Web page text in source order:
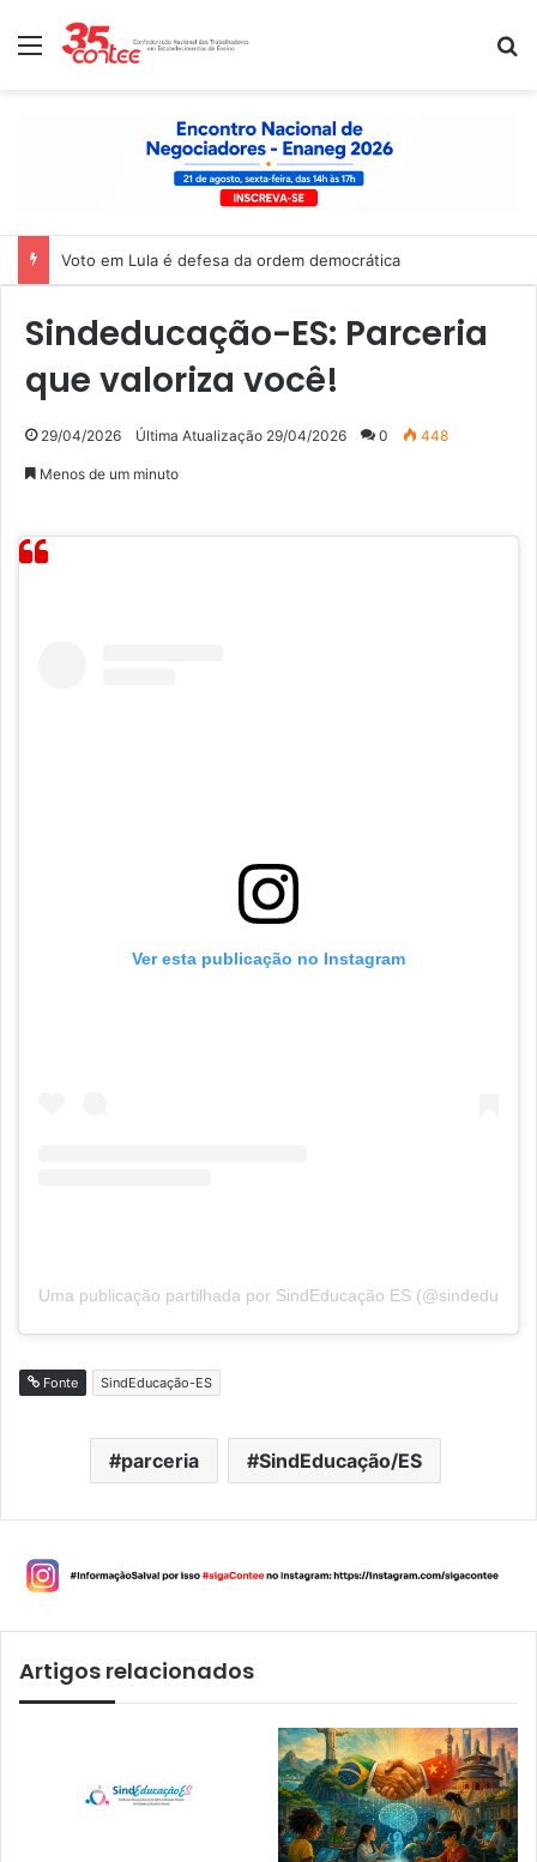
Menu
Voto em Lula é defesa da ordem democrática
Sindeducação-ES: Parceria
que valoriza você!
29/04/2026 Última Atualização 29/04/2026 0 448
Menos de um minuto
Ver esta publicação no Instagram
Uma publicação partilhada por SindEducação ES
Fonte SindEducação-ES
parceria SindEducação/ES
Artigos relacionados